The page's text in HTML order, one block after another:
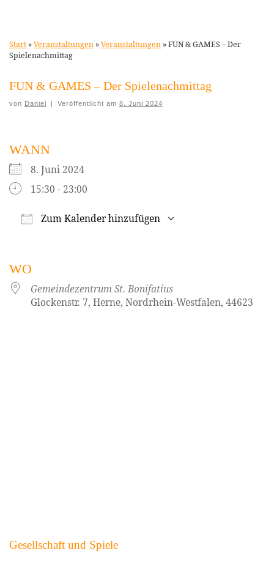
Start »Veranstaltungen »Veranstaltungen »FUN & GAMES – Der
Spielenachmittag
FUN & GAMES – Der Spielenachmittag
von Daniel Veröffentlicht am 8. Juni 2024
WANN
8. Juni 2024
15:30 - 23:00
Zum Kalender hinzufügen
WO
Gemeindezentrum St. Bonifatius
Glockenstr. 7, Herne, Nordrhein-Westfalen, 44623
Gesellschaft und Spiele